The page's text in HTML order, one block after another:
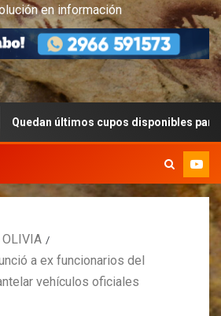
en información
últimos cupos disponibles para
OLIVIA
a ex funcionarios del
vehículos oficiales